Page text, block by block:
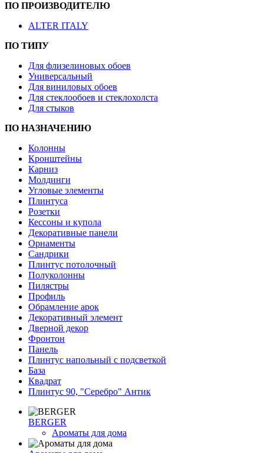
ПО ПРОИЗВОДИТЕЛЮ
ALTER ITALY
ПО ТИПУ
Для флизелиновых обоев
Универсальный
Для виниловых обоев
Для стеклообоев и стеклохолста
Для стыков
ПО НАЗНАЧЕНИЮ
Колонны
Кронштейны
Карниз
Молдинги
Угловые элементы
Плинтуса
Розетки
Кессоны и купола
Декоративные панели
Орнаменты
Сандрики
Плинтус потолочный
Полуколонны
Пилястры
Профиль
Обрамление арок
Декоративный элемент
Дверной декор
Фронтон
Панель
Плинтус напольный с подсветкой
База
Квадрат
Плинтус 90, "Серебро" Антик
BERGER
Ароматы для дома